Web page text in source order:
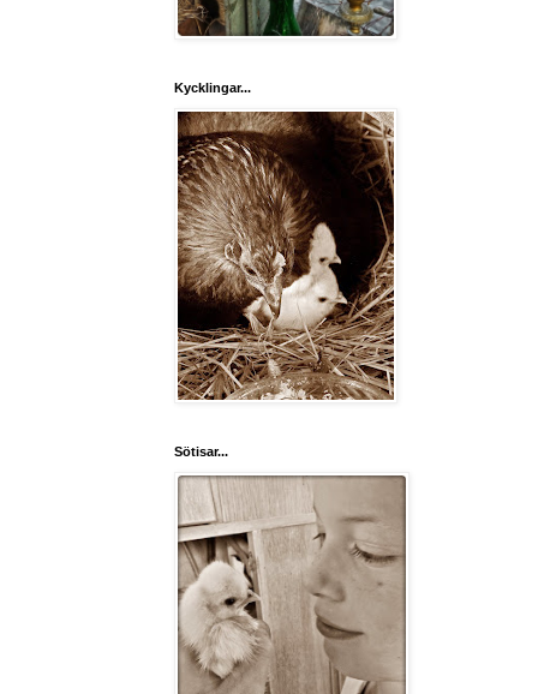
Kycklingar...
Sötisar...